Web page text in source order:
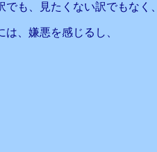
も、見たくない訳でもなく、
、嫌悪を感じるし、